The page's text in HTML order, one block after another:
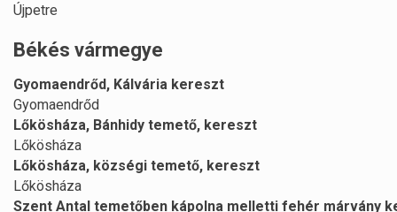
Újpetre
Békés vármegye
Gyomaendrőd, Kálvária kereszt
Gyomaendrőd
Lőkösháza, Bánhidy temető, kereszt
Lőkösháza
Lőkösháza, községi temető, kereszt
Lőkösháza
Szent Antal temetőben kápolna melletti fehér márvány